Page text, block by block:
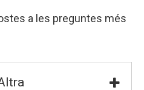
a les preguntes més